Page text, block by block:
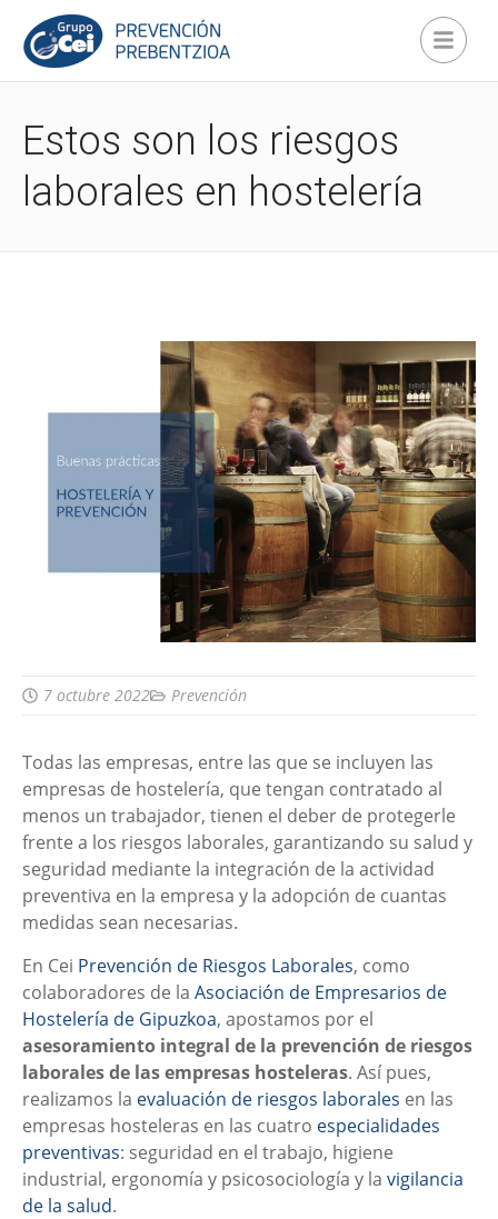
Estos son los riesgos
laborales en hostelería
7 octubre 2022 Prevención
Todas las empresas, entre las que se incluyen las
empresas de hostelería, que tengan contratado al
menos un trabajador, tienen el deber de protegerle
frente a los riesgos laborales, garantizando su salud y
seguridad mediante la integración de la actividad
preventiva en la empresa y la adopción de cuantas
medidas sean necesarias.
En Cei Prevención de Riesgos Laborales, como
colaboradores de la Asociación de Empresarios de
Hostelería de Gipuzkoa, apostamos por el
asesoramiento integral de la prevención de riesgos
laborales de las empresas hosteleras. Así pues,
realizamos la evaluación de riesgos laborales en las
empresas hosteleras en las cuatro especialidades
preventivas: seguridad en el trabajo, higiene
industrial, ergonomía y psicosociología y la vigilancia
de la salud.